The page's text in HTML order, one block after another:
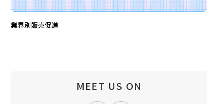
業界別販売促進
MEET US ON